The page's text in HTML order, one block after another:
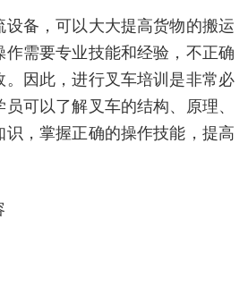
设备，可以大大提高货物的搬运
需要专业技能和经验，不正确
。因此，进行叉车培训是非常必
可以了解叉车的结构、原理、
，掌握正确的操作技能，提高